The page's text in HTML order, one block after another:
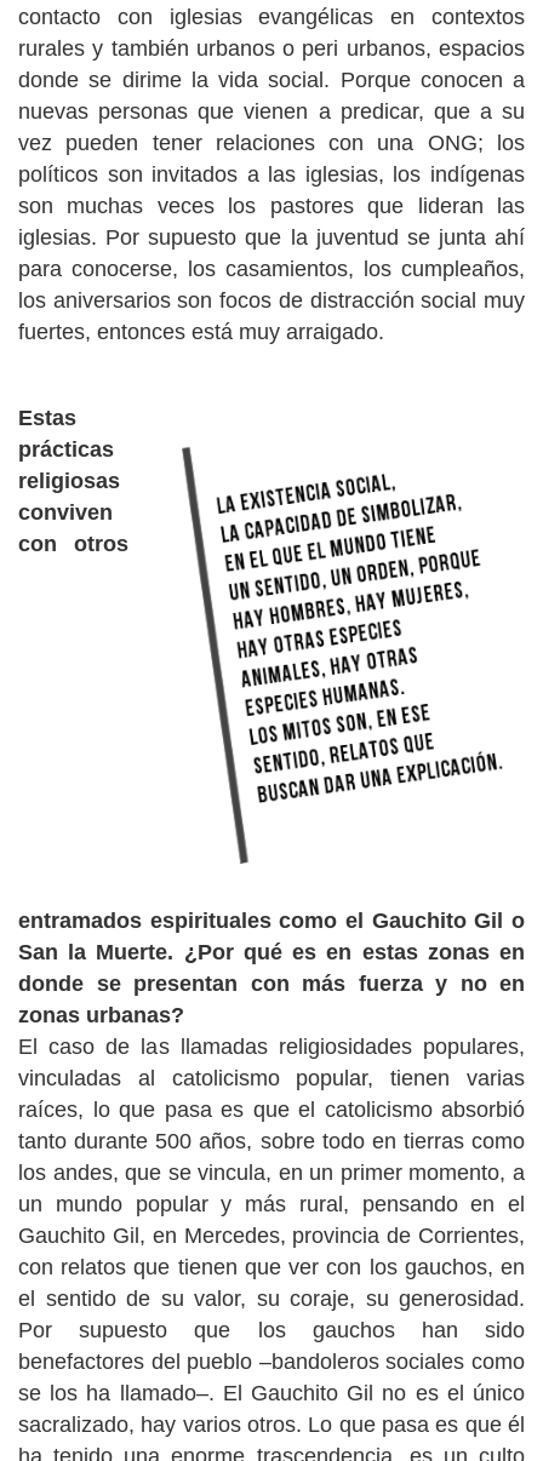
contacto con iglesias evangélicas en contextos
rurales y también urbanos o peri urbanos, espacios
donde se dirime la vida social. Porque conocen a
nuevas personas que vienen a predicar, que a su
vez pueden tener relaciones con una ONG; los
políticos son invitados a las iglesias, los indígenas
son muchas veces los pastores que lideran las
iglesias. Por supuesto que la juventud se junta ahí
para conocerse, los casamientos, los cumpleaños,
los aniversarios son focos de distracción social muy
fuertes, entonces está muy arraigado.
Estas
prácticas
religiosas
conviven
con otros
entramados espirituales como el Gauchito Gil o
San la Muerte. ¿Por qué es en estas zonas en
donde se presentan con más fuerza y no en
zonas urbanas?
El caso de las llamadas religiosidades populares,
vinculadas al catolicismo popular, tienen varias
raíces, lo que pasa es que el catolicismo absorbió
tanto durante 500 años, sobre todo en tierras como
los andes, que se vincula, en un primer momento, a
un mundo popular y más rural, pensando en el
Gauchito Gil, en Mercedes, provincia de Corrientes,
con relatos que tienen que ver con los gauchos, en
el sentido de su valor, su coraje, su generosidad.
Por supuesto que los gauchos han sido
benefactores del pueblo –bandoleros sociales como
se los ha llamado–. El Gauchito Gil no es el único
sacralizado, hay varios otros. Lo que pasa es que él